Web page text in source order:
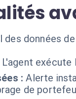
des données
L'agent
: Alerte
de